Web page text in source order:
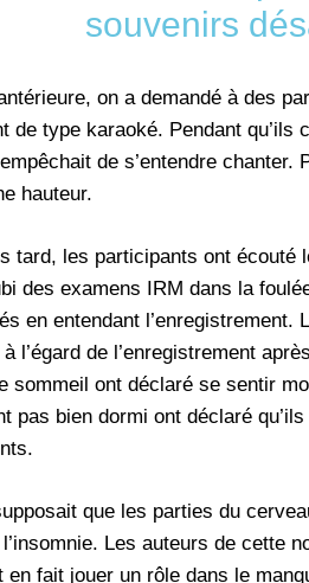
souvenirs
on a demandé à des
de type karaoké. Pendant
de s’entendre chanter.
hauteur.
tard, les participants ont écouté
des examens IRM dans la
en entendant
l’égard de l’enregistrement
sommeil ont déclaré se sentir
pas bien dormi ont déclaré
que les parties du
Les auteurs de cette
en fait jouer un rôle dans le